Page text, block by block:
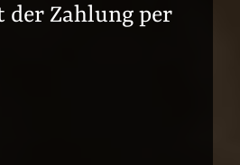
Zahlung per